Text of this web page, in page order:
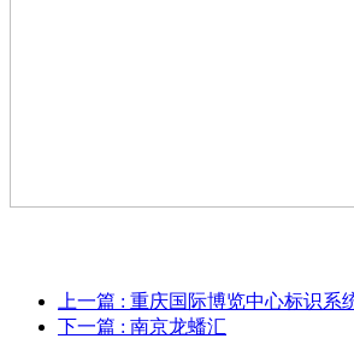
上一篇 : 重庆国际博览中心标识系
下一篇 : 南京龙蟠汇